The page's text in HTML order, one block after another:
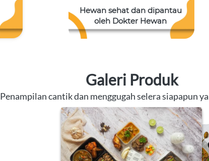
Hewan sehat dan dipantau
oleh Dokter Hewan
Galeri Produk
Penampilan cantik dan menggugah selera siapapun